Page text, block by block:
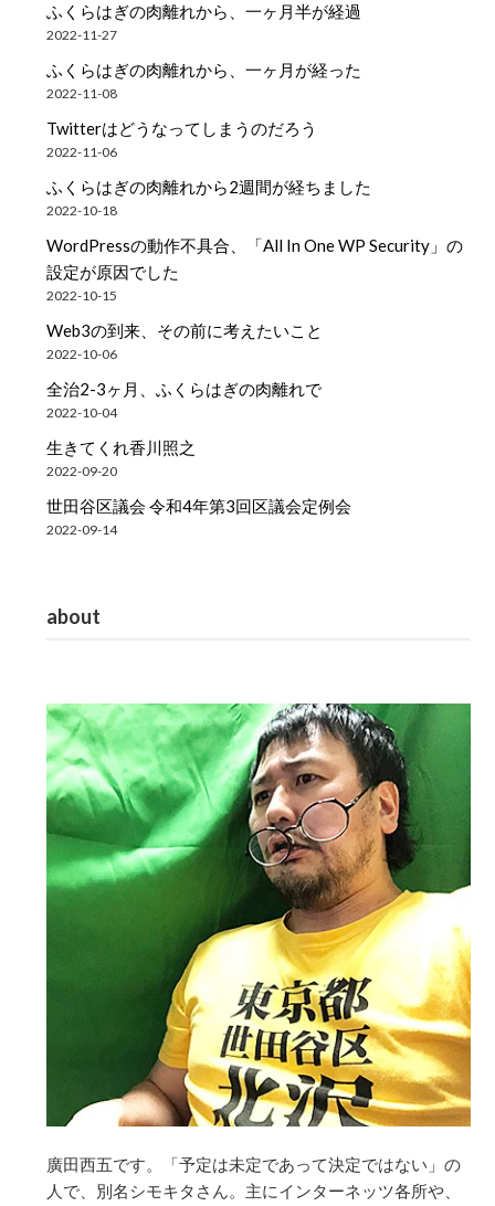
ふくらはぎの肉離れから、一ヶ月半が経過
2022-11-27
ふくらはぎの肉離れから、一ヶ月が経った
2022-11-08
Twitterはどうなってしまうのだろう
2022-11-06
ふくらはぎの肉離れから2週間が経ちました
2022-10-18
WordPressの動作不具合、「All In One WP Security」の
設定が原因でした
2022-10-15
Web3の到来、その前に考えたいこと
2022-10-06
全治2-3ヶ月、ふくらはぎの肉離れで
2022-10-04
生きてくれ香川照之
2022-09-20
世田谷区議会 令和4年第3回区議会定例会
2022-09-14
about
廣田西五です。「予定は未定であって決定ではない」の
人で、別名シモキタさん。主にインターネッツ各所や、